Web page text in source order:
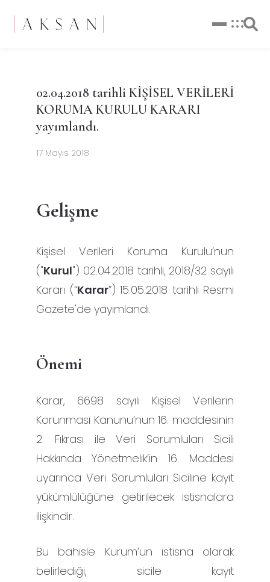
02.04.2018 tarihli KİŞİSEL VERİLERİ
KORUMA KURULU KARARI
yayımlandı.
17 Mayıs 2018
Gelişme
Kişisel Verileri Koruma Kurulu’nun
("Kurul") 02.04.2018 tarihli, 2018/32 sayılı
Kararı (“Karar”) 15.05.2018 tarihli Resmi
Gazete'de yayımlandı.
Önemi
Karar, 6698 sayılı Kişisel Verilerin
Korunması Kanunu’nun 16. maddesinin
2. Fıkrası ile Veri Sorumluları Sicili
Hakkında Yönetmelik’in 16. Maddesi
uyarınca Veri Sorumluları Siciline kayıt
yükümlülüğüne getirilecek istisnalara
ilişkindir.
Bu bahisle Kurum’un istisna olarak
belirlediği, sicile kayıt